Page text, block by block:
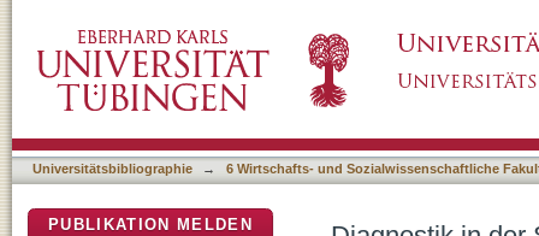
Universitätsbibliographie → 6 Wirtschafts- und Sozialwissenschaftliche
PUBLIKATION MELDEN